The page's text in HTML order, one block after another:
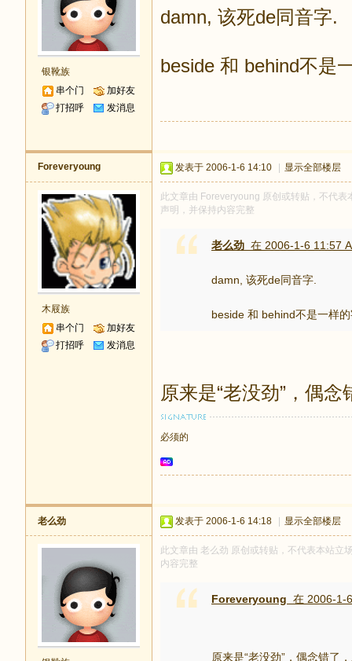
银靴族
串个门
加好友
打招呼
发消息
damn, 该死de同音字.
beside 和 behind不是
Foreveryoung
木屐族
串个门
加好友
打招呼
发消息
发表于 2006-1-6 14:10 显示全部楼层
此文章由 Foreveryoung 原创或转贴，不代
声明，并保持内容完整
老么劲 在 2006-1-6 11:57
damn, 该死de同音字.
beside 和 behind不是一样
原来是“老没劲”，偶
必须的
老么劲 发表于 2006-1-6 14:18 显示全部楼层
此文章由 老么劲 原创或转贴，不代表本站立
内容完整
Foreveryoung 在 2006-1-
原来是“老没劲”，偶念错了